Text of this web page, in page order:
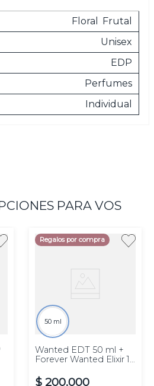
Floral
Frutal
Unisex
EDP
Perfumes
Individual
PARA VOS
Regalos por compra
50 ml
Wanted EDT 50 ml +
Forever Wanted Elixir 10
$ 200.000